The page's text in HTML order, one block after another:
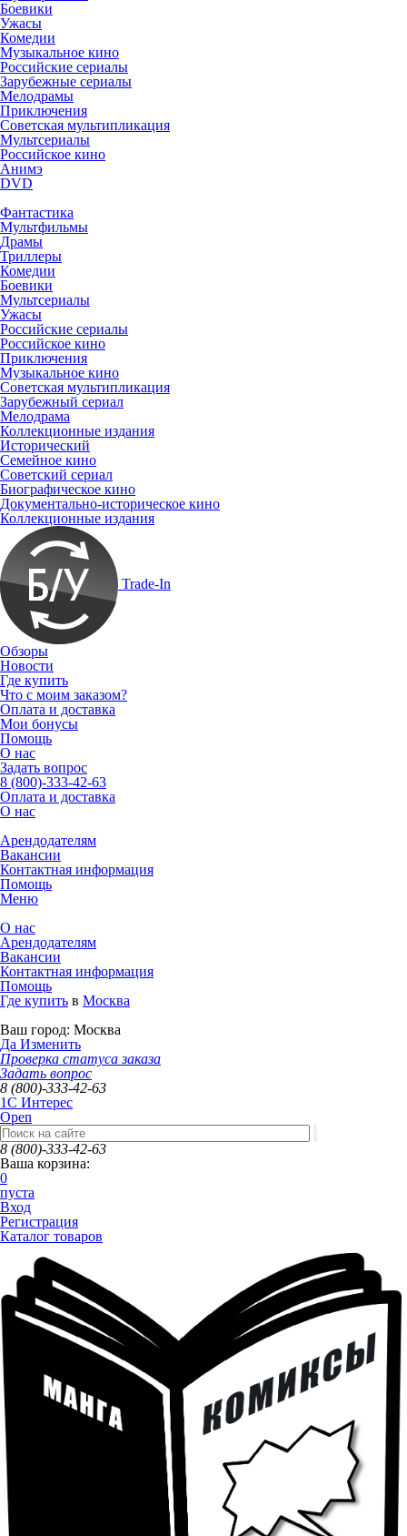
Боевики
Ужасы
Комедии
Музыкальное кино
Российские сериалы
Зарубежные сериалы
Мелодрамы
Приключения
Советская мультипликация
Мультсериалы
Российское кино
Анимэ
DVD
Фантастика
Мультфильмы
Драмы
Триллеры
Комедии
Боевики
Мультсериалы
Ужасы
Российские сериалы
Российское кино
Приключения
Музыкальное кино
Советская мультипликация
Зарубежный сериал
Мелодрама
Коллекционные издания
Исторический
Семейное кино
Советский сериал
Биографическое кино
Документально-историческое кино
Коллекционные издания
Trade-In
Обзоры
Новости
Где купить
Что с моим заказом?
Оплата и доставка
Мои бонусы
Помощь
О нас
Задать вопрос
8 (800)-333-42-63
Оплата и доставка
О нас
Арендодателям
Вакансии
Контактная информация
Помощь
Меню
О нас
Арендодателям
Вакансии
Контактная информация
Помощь
Где купить в Москва
Ваш город: Москва
Да Изменить
Проверка статуса заказа
Задать вопрос
8 (800)-333-42-63
1C Интерес
Open
8 (800)-333-42-63
Ваша корзина:
0
пуста
Вход
Регистрация
Каталог товаров